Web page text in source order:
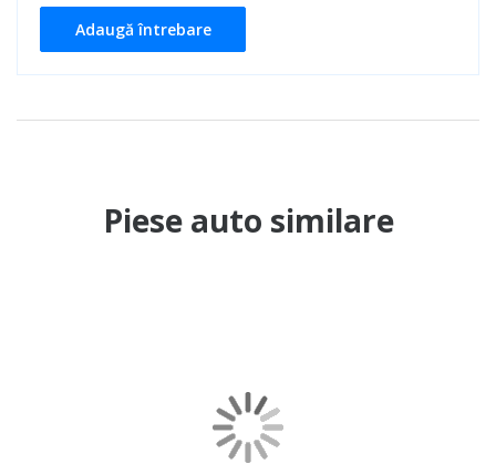
Adaugă întrebare
Piese auto similare